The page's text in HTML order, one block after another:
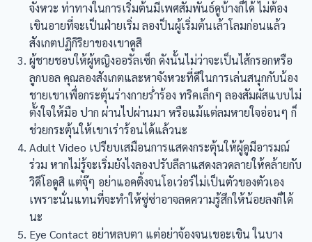
จังหวะ ท่าทางในการเริ่มต้นมีเพศสัมพันธ์ดูบ้างก็ได้ ไม่ต้อง
เขินอายที่จะเป็นฝ่ายเริ่ม ลองป็นผู้เริ่มต้นเล้าโลมก่อนแล้ว
สังเกตปฏิกิริยาของเขาดูสิ
ผู้ชายชอบให้ผู้หญิงออรัลเซ็ก ดังนั้นไม่ว่าจะเป็นไส้กรอกหรือ
ลูกบอล คุณลองสังเกตและหาจังหวะที่ดีในการเล่นสนุกกับน้อง
ชายเขาเพื่อกระตุ้นร่างกายร่ำร้อง ทริคเล็กๆ ลองสัมผัสแบบไม่
ตั้งใจให้มือ ปาก ผ่านไปผ่านมา หรือแม้แต่ลมหายใจอ่อนๆ ก็
ช่วยกระตุ้นให้เขาเร่าร้อนได้แล้วนะ
Adult Video เปรียบเสมือนการแสดงกระตุ้นให้ผู้ดูมีอารมณ์
ร่วม หากไม่รู้จะเริ่มยังไงลองปรับลีลาแสดงลวดลายให้คล้ายกับ
วิดีโอดูสิ แต่จุ๊ๆ อย่าแอคติ้งจนโอเว่อร์ไม่เป็นตัวของตัวเอง
เพราะนั่นแทนที่จะทำให้ซู่ซ่าอาจลดความรู้สึกให้น้อยลงก็ได้
นะ
Eye Contact อย่าหลบตา แต่อย่าจ้องจนเขอะเขิน ในบาง